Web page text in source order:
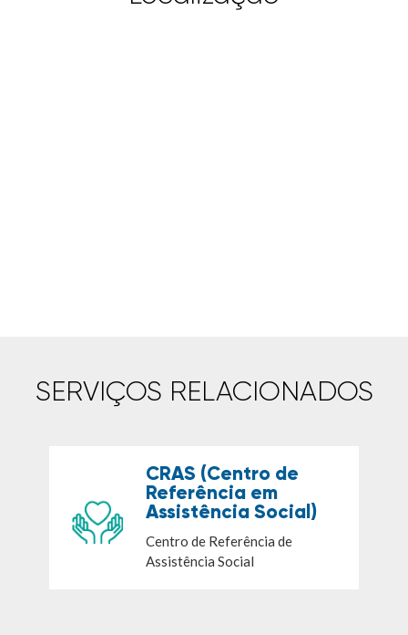
SERVIÇOS RELACIONADOS
CRAS (Centro de
Referência em
Assistência Social)
Centro de Referência de
Assistência Social